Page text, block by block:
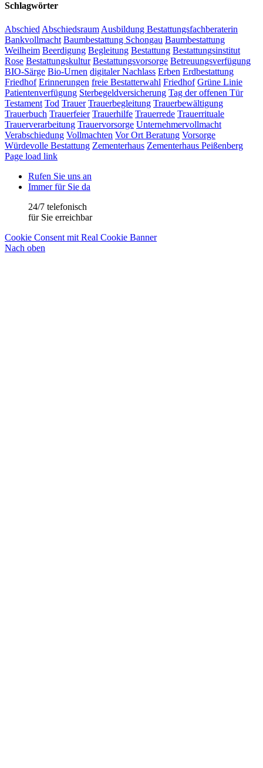
Schlagwörter
Abschied Abschiedsraum Ausbildung Bestattungsfachberaterin
Bankvollmacht Baumbestattung Schongau Baumbestattung
Weilheim Beerdigung Begleitung Bestattung Bestattungsinstitut
Rose Bestattungskultur Bestattungsvorsorge Betreuungsverfügung
BIO-Särge Bio-Urnen digitaler Nachlass Erben Erdbestattung
Friedhof Erinnerungen freie Bestatterwahl Friedhof Grüne Linie
Patientenverfügung Sterbegeldversicherung Tag der offenen Tür
Testament Tod Trauer Trauerbegleitung Trauerbewältigung
Trauerbuch Trauerfeier Trauerhilfe Trauerrede Trauerrituale
Trauerverarbeitung Trauervorsorge Unternehmervollmacht
Verabschiedung Vollmachten Vor Ort Beratung Vorsorge
Würdevolle Bestattung Zementerhaus Zementerhaus Peißenberg
Page load link
Rufen Sie uns an
Immer für Sie da
24/7 telefonisch
für Sie erreichbar
Cookie Consent mit Real Cookie Banner
Nach oben